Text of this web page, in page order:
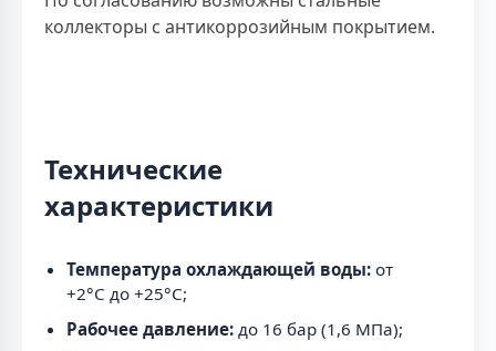
коллекторы с антикоррозийным покрытием.
Технические
характеристики
Температура охлаждающей воды: от
+2°C до +25°C;
Рабочее давление: до 16 бар (1,6 МПа);